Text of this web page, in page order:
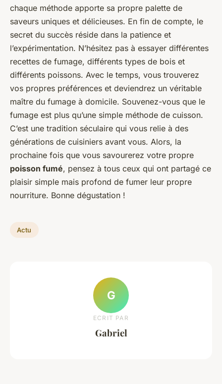
chaque méthode apporte sa propre palette de
saveurs uniques et délicieuses. En fin de compte, le
secret du succès réside dans la patience et
l’expérimentation. N’hésitez pas à essayer différentes
recettes de fumage, différents types de bois et
différents poissons. Avec le temps, vous trouverez
vos propres préférences et deviendrez un véritable
maître du fumage à domicile. Souvenez-vous que le
fumage est plus qu’une simple méthode de cuisson.
C’est une tradition séculaire qui vous relie à des
générations de cuisiniers avant vous. Alors, la
prochaine fois que vous savourerez votre propre
poisson fumé, pensez à tous ceux qui ont partagé ce
plaisir simple mais profond de fumer leur propre
nourriture. Bonne dégustation !
Actu
G
ECRIT PAR
Gabriel